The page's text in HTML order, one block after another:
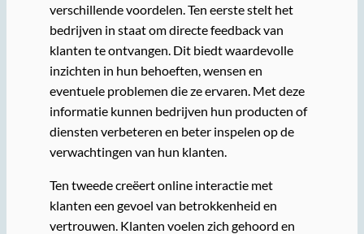
verschillende voordelen. Ten eerste stelt het
bedrijven in staat om directe feedback van
klanten te ontvangen. Dit biedt waardevolle
inzichten in hun behoeften, wensen en
eventuele problemen die ze ervaren. Met deze
informatie kunnen bedrijven hun producten of
diensten verbeteren en beter inspelen op de
verwachtingen van hun klanten.
Ten tweede creëert online interactie met
klanten een gevoel van betrokkenheid en
vertrouwen. Klanten voelen zich gehoord en